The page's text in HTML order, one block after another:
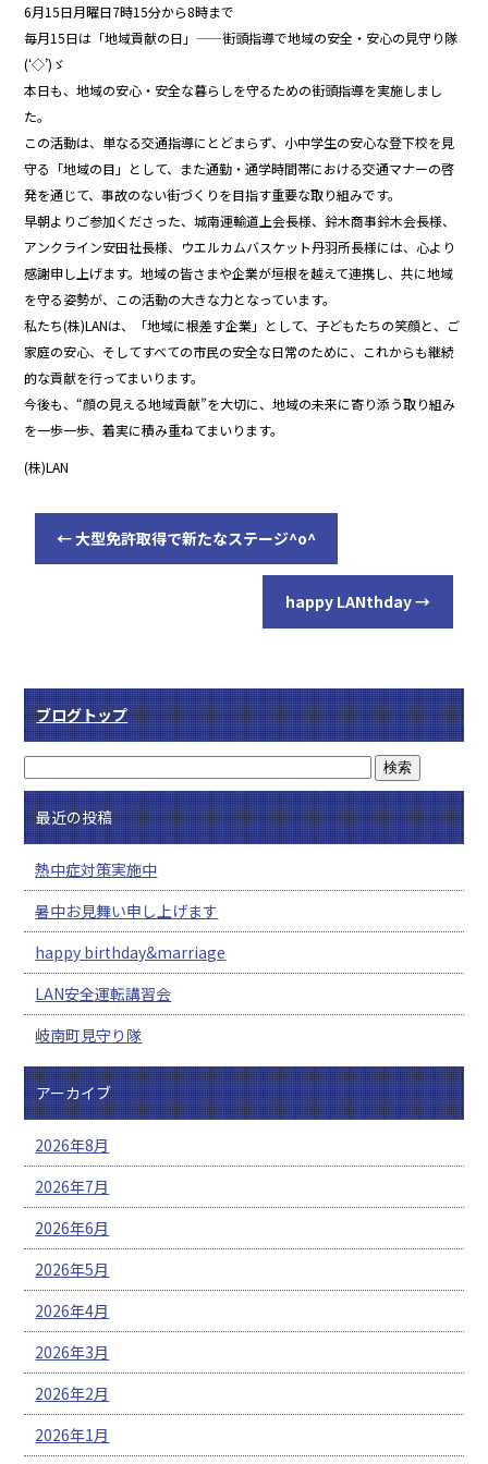
6月15日月曜日7時15分から8時まで
毎月15日は「地域貢献の日」——街頭指導で地域の安全・安心の見守り隊
(‘◇’)ゞ
本日も、地域の安心・安全な暮らしを守るための街頭指導を実施しまし
た。
この活動は、単なる交通指導にとどまらず、小中学生の安心な登下校を見
守る「地域の目」として、また通勤・通学時間帯における交通マナーの啓
発を通じて、事故のない街づくりを目指す重要な取り組みです。
早朝よりご参加くださった、城南運輸道上会長様、鈴木商事鈴木会長様、
アンクライン安田社長様、ウエルカムバスケット丹羽所長様には、心より
感謝申し上げます。地域の皆さまや企業が垣根を越えて連携し、共に地域
を守る姿勢が、この活動の大きな力となっています。
私たち(株)LANは、「地域に根差す企業」として、子どもたちの笑顔と、ご
家庭の安心、そしてすべての市民の安全な日常のために、これからも継続
的な貢献を行ってまいります。
今後も、“顔の見える地域貢献”を大切に、地域の未来に寄り添う取り組み
を一歩一歩、着実に積み重ねてまいります。
(株)LAN
←大型免許取得で新たなステージ^o^
happy LANthday→
ブログトップ
最近の投稿
熱中症対策実施中
暑中お見舞い申し上げます
happy birthday&marriage
LAN安全運転講習会
岐南町見守り隊
アーカイブ
2026年8月
2026年7月
2026年6月
2026年5月
2026年4月
2026年3月
2026年2月
2026年1月